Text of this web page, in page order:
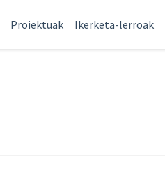
Proiektuak Ikerketa-lerroak